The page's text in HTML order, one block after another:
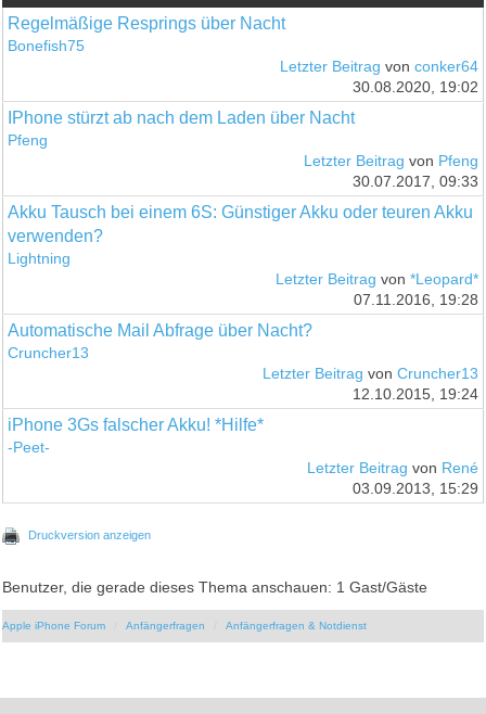
Regelmäßige Resprings über Nacht
Bonefish75
Letzter Beitrag von conker64
30.08.2020, 19:02
IPhone stürzt ab nach dem Laden über Nacht
Pfeng
Letzter Beitrag von Pfeng
30.07.2017, 09:33
Akku Tausch bei einem 6S: Günstiger Akku oder teuren Akku
verwenden?
Lightning
Letzter Beitrag von *Leopard*
07.11.2016, 19:28
Automatische Mail Abfrage über Nacht?
Cruncher13
Letzter Beitrag von Cruncher13
12.10.2015, 19:24
iPhone 3Gs falscher Akku! *Hilfe*
-Peet-
Letzter Beitrag von René
03.09.2013, 15:29
Druckversion anzeigen
Benutzer, die gerade dieses Thema anschauen: 1 Gast/Gäste
Apple iPhone Forum Anfängerfragen Anfängerfragen & Notdienst